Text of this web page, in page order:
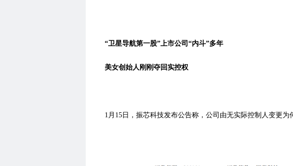
“卫星导航第一股”上市公司“内斗”多年
美女创始人刚刚夺回实控权
1月15日，振芯科技发布公告称，公司由无实际控制人变更为